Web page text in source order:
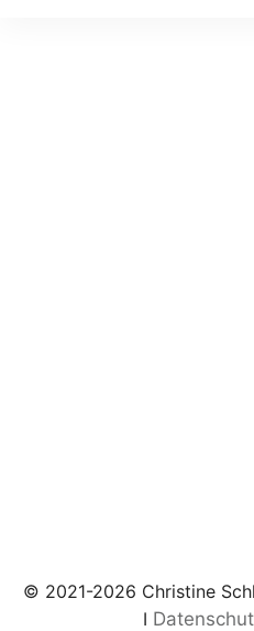
© 2021-2026 Christine
I